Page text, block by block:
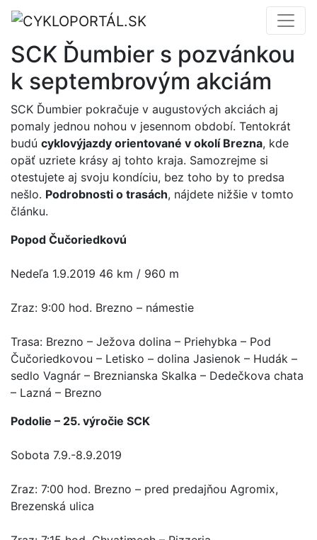
SCK Ďumbier s pozvánkou
k septembrovým akciám
SCK Ďumbier pokračuje v augustových akciách aj
pomaly jednou nohou v jesennom období. Tentokrát
budú cyklovýjazdy orientované v okolí Brezna, kde
opäť uzriete krásy aj tohto kraja. Samozrejme si
otestujete aj svoju kondíciu, bez toho by to predsa
nešlo. Podrobnosti o trasách, nájdete nižšie v tomto
článku.
Popod Čučoriedkovú
Nedeľa 1.9.2019 46 km / 960 m
Zraz: 9:00 hod. Brezno – námestie
Trasa: Brezno – Ježova dolina – Priehybka – Pod
Čučoriedkovou – Letisko – dolina Jasienok – Hudák –
sedlo Vagnár – Breznianska Skalka – Dedečkova chata
– Lazná – Brezno
Podolie – 25. výročie SCK
Sobota 7.9.-8.9.2019
Zraz: 7:00 hod. Brezno – pred predajňou Agromix,
Brezenská ulica